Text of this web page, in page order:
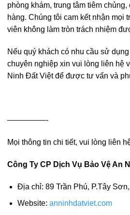
phòng khám, trung tâm tiêm
hàng. Chúng tôi cam kết nhận mọi
viên không làm tròn trách nhiệm
Nếu quý khách có nhu cầu sử
chuyên nghiệp xin vui lòng liên hệ
Ninh Đất Việt để được tư vấn và
—————-
Mọi thông tin chi tiết, vui lòng liên
Công Ty CP Dịch Vụ Bảo Vệ An
Địa chỉ: 89 Trần Phú, P.Tây
Website: anninhdatviet.com